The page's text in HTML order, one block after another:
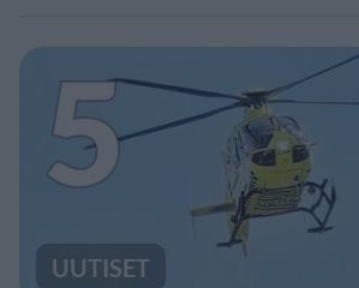
5
UUTISET